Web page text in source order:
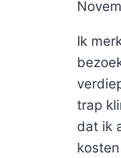
By
Ik
trap
dat ik